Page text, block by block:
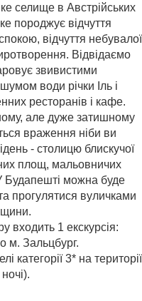
селище в Австрійських
породжує відчуття
відчуття небувалої
Відвідаємо
звивистими
води річки Іль і
ресторанів і кафе.
але дуже затишному
враження ніби ви
- столицю блискучої
площ, мальовничих
Будапешті можна буде
прогулятися вуличками
входить 1 екскурсія:
м. Зальцбург.
категорії 3* на території